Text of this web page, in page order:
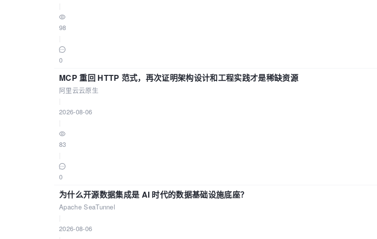
98
0
MCP 重回 HTTP 范式，再次证明架构设计和工程实践才是稀缺资源
阿里云云原生
2026-08-06
83
0
为什么开源数据集成是 AI 时代的数据基础设施底座？
Apache SeaTunnel
2026-08-06